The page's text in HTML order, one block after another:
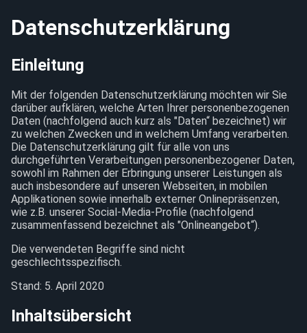
Datenschutzerklärung
Einleitung
Mit der folgenden Datenschutzerklärung möchten wir Sie
darüber aufklären, welche Arten Ihrer personenbezogenen
Daten (nachfolgend auch kurz als "Daten“ bezeichnet) wir
zu welchen Zwecken und in welchem Umfang verarbeiten.
Die Datenschutzerklärung gilt für alle von uns
durchgeführten Verarbeitungen personenbezogener Daten,
sowohl im Rahmen der Erbringung unserer Leistungen als
auch insbesondere auf unseren Webseiten, in mobilen
Applikationen sowie innerhalb externer Onlinepräsenzen,
wie z.B. unserer Social-Media-Profile (nachfolgend
zusammenfassend bezeichnet als "Onlineangebot“).
Die verwendeten Begriffe sind nicht
geschlechtsspezifisch.
Stand: 5. April 2020
Inhaltsübersicht